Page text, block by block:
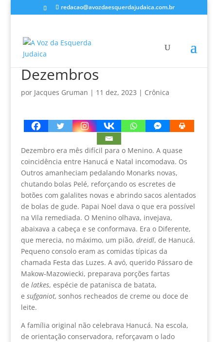
redacao@avozdaesquerdajudaica.com.br
Dezembros
por Jacques Gruman | 11 dez, 2023 | Crônica
Dezembro era mês difícil para o Menino. A quase
coincidência entre Hanucá e Natal incomodava. Os
Outros amanheciam pedalando Monarks novas,
chutando bolas Pelé, reforçando os escretes de
botões com galalites novas e abrindo sacos alentados
de bolas de gude. Papai Noel dava o que era possível
na Vila remediada. O Menino olhava, invejava,
abaixava a cabeça e se conformava. Era o Diferente,
que merecia, no máximo, um pião, dreidl, de Hanucá.
Pequeno consolo eram as comidas típicas da
chamada Festa das Luzes. A avó, querido Pássaro de
Makow-Mazowiecki, preparava porções fartas
de latkes, espécie de patanisca de batata,
e sufganiot, sonhos recheados de creme ou doce de
leite.
A família original não celebrava Hanucá. Na escola,
de orientação conservadora, reforçavam o lado